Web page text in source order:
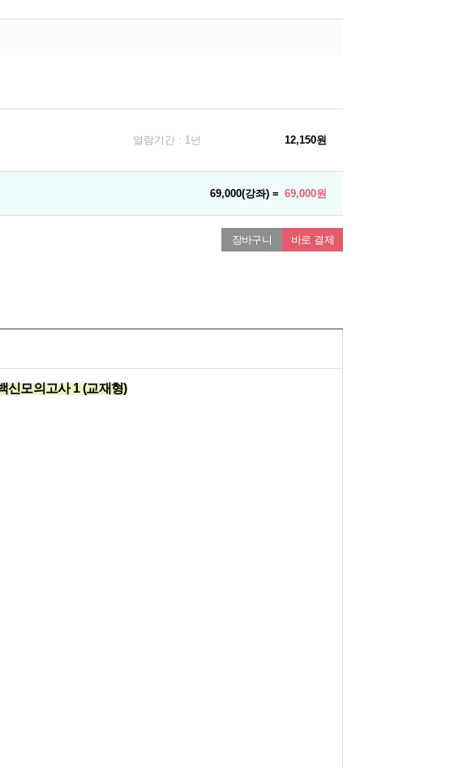
열람기간 : 1년 12,150원
69,000(강좌) = 69,000원
장바구니 바로 결제
신모의고사 1 (교재형)